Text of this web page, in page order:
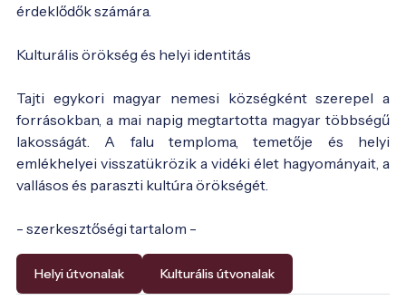
érdeklődők számára.
Kulturális örökség és helyi identitás
Tajti egykori magyar nemesi községként szerepel a
forrásokban, a mai napig megtartotta magyar többségű
lakosságát. A falu temploma, temetője és helyi
emlékhelyei visszatükrözik a vidéki élet hagyományait, a
vallásos és paraszti kultúra örökségét.
- szerkesztőségi tartalom -
Helyi útvonalak Kulturális útvonalak